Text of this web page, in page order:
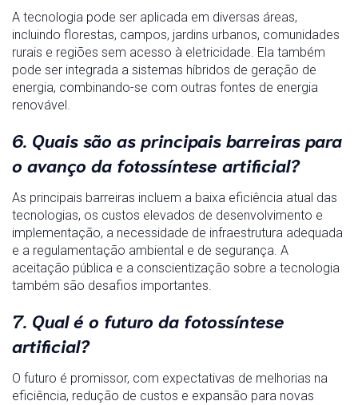
A tecnologia pode ser aplicada em diversas áreas,
incluindo florestas, campos, jardins urbanos, comunidades
rurais e regiões sem acesso à eletricidade. Ela também
pode ser integrada a sistemas híbridos de geração de
energia, combinando-se com outras fontes de energia
renovável.
6. Quais são as principais barreiras para
o avanço da fotossíntese artificial?
As principais barreiras incluem a baixa eficiência atual das
tecnologias, os custos elevados de desenvolvimento e
implementação, a necessidade de infraestrutura adequada
e a regulamentação ambiental e de segurança. A
aceitação pública e a conscientização sobre a tecnologia
também são desafios importantes.
7. Qual é o futuro da fotossíntese
artificial?
O futuro é promissor, com expectativas de melhorias na
eficiência, redução de custos e expansão para novas